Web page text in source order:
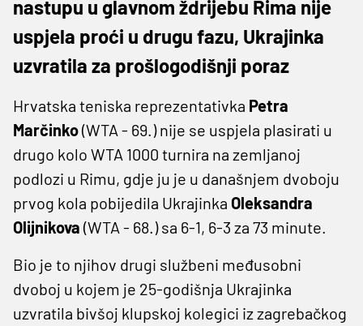
nastupu u glavnom ždrijebu Rima nije
uspjela proći u drugu fazu, Ukrajinka
uzvratila za prošlogodišnji poraz
Hrvatska teniska reprezentativka Petra
Marčinko(WTA - 69.) nije se uspjela plasirati u
drugo kolo WTA 1000 turnira na zemljanoj
podlozi u Rimu, gdje ju je u današnjem dvoboju
prvog kola pobijedila Ukrajinka Oleksandra
Olijnikova (WTA - 68.) sa 6-1, 6-3 za 73 minute.
Bio je to njihov drugi službeni međusobni
dvoboj u kojem je 25-godišnja Ukrajinka
uzvratila bivšoj klupskoj kolegici iz zagrebačkog